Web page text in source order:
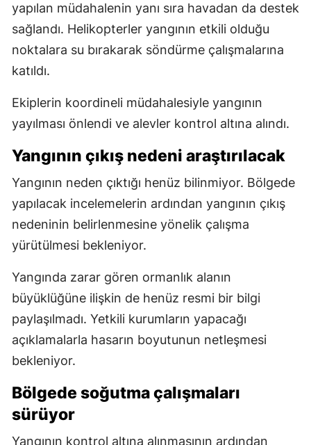
yapılan müdahalenin yanı sıra havadan da destek
sağlandı. Helikopterler yangının etkili olduğu
noktalara su bırakarak söndürme çalışmalarına
katıldı.
Ekiplerin koordineli müdahalesiyle yangının
yayılması önlendi ve alevler kontrol altına alındı.
Yangının çıkış nedeni araştırılacak
Yangının neden çıktığı henüz bilinmiyor. Bölgede
yapılacak incelemelerin ardından yangının çıkış
nedeninin belirlenmesine yönelik çalışma
yürütülmesi bekleniyor.
Yangında zarar gören ormanlık alanın
büyüklüğüne ilişkin de henüz resmi bir bilgi
paylaşılmadı. Yetkili kurumların yapacağı
açıklamalarla hasarın boyutunun netleşmesi
bekleniyor.
Bölgede soğutma çalışmaları
sürüyor
Yangının kontrol altına alınmasının ardından